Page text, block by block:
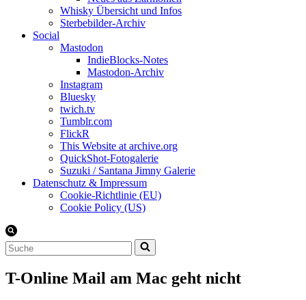
Whisky Übersicht und Infos
Sterbebilder-Archiv
Social
Mastodon
IndieBlocks-Notes
Mastodon-Archiv
Instagram
Bluesky
twich.tv
Tumblr.com
FlickR
This Website at archive.org
QuickShot-Fotogalerie
Suzuki / Santana Jimny Galerie
Datenschutz & Impressum
Cookie-Richtlinie (EU)
Cookie Policy (US)
Suchen
nach …
T-Online Mail am Mac geht nicht